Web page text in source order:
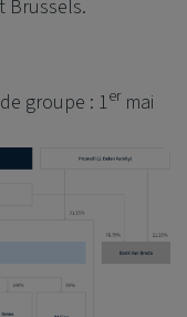
Brussels.
groupe : 1er mai